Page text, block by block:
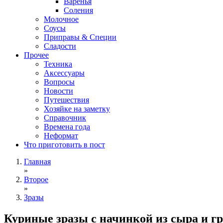
Соления
Молочное
Соусы
Приправы & Специи
Сладости
Прочее
Техника
Аксессуары
Вопросы
Новости
Путешествия
Хозяйке на заметку
Справочник
Времена года
Неформат
Что приготовить в пост
Главная
»
Второе
»
Зразы
Куриные зразы с начинкой из сыра и